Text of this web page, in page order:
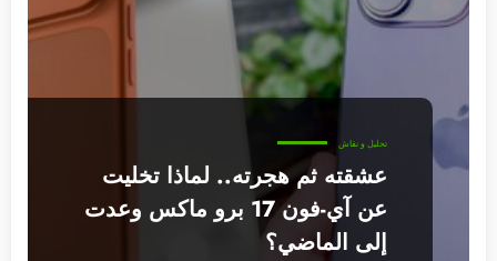
تحليل و نقاش
عشقته ثم هجرته.. لماذا تخليت
عن آي-فون 17 برو ماكس وعدت
إلى الماضي؟